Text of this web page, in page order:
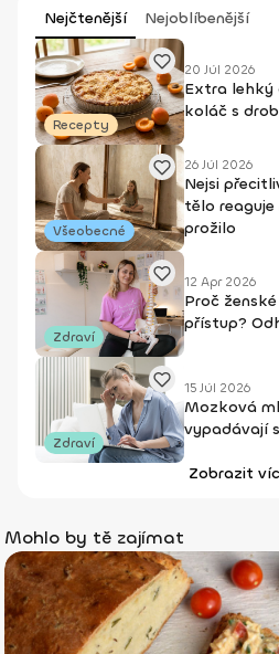
Nejčtenější Nejoblíbenější
Recepty
20 Júl 2026
Extra lehký
koláč s
Všeobecné
26 Júl 2026
Nejsi
tělo
prožilo
Zdraví
12 Apr 2026
Proč
přístup?
Zdraví
15 Júl 2026
Mozková
vypadávají
Zobrazit víc
Mohlo by tě zajímat